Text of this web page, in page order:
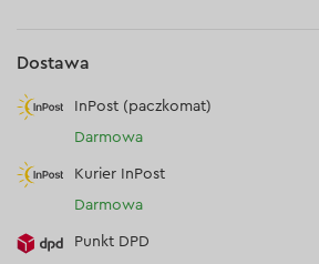
Dostawa
InPost (paczkomat)
Darmowa
Kurier InPost
Darmowa
Punkt DPD